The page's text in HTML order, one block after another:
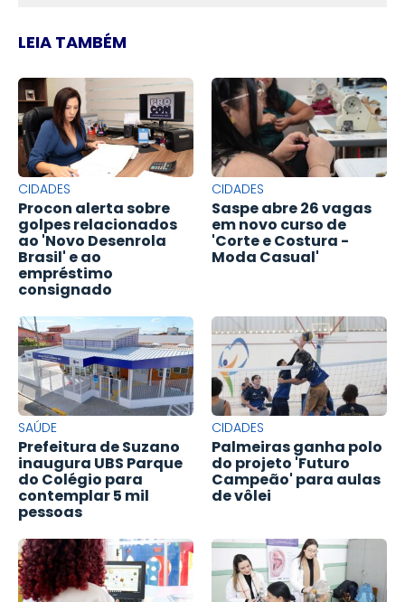
LEIA TAMBÉM
CIDADES
Procon alerta sobre
golpes relacionados
ao 'Novo Desenrola
Brasil' e ao
empréstimo
consignado
CIDADES
Saspe abre 26 vagas
em novo curso de
'Corte e Costura -
Moda Casual'
SAÚDE
Prefeitura de Suzano
inaugura UBS Parque
do Colégio para
contemplar 5 mil
pessoas
CIDADES
Palmeiras ganha polo
do projeto 'Futuro
Campeão' para aulas
de vôlei